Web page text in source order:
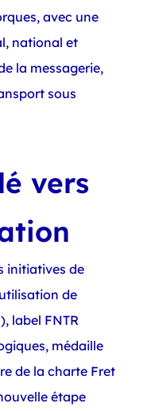
avec une
national et
la messagerie,
sous
vers
initiatives de
de
label FNTR
médaille
de la charte Fret
étape